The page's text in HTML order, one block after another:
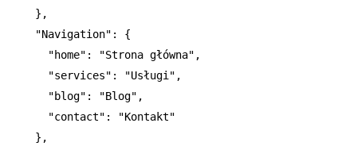
  }
,
  "Navigation"
:
{
    "home"
: "Strona główna" ,
    "services"
: "Usługi" ,
    "blog"
: "Blog" ,
    "contact"
:
"Kontakt"
  }
,